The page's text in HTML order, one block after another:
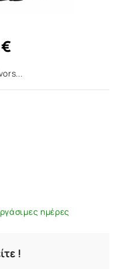
ημέρες
!